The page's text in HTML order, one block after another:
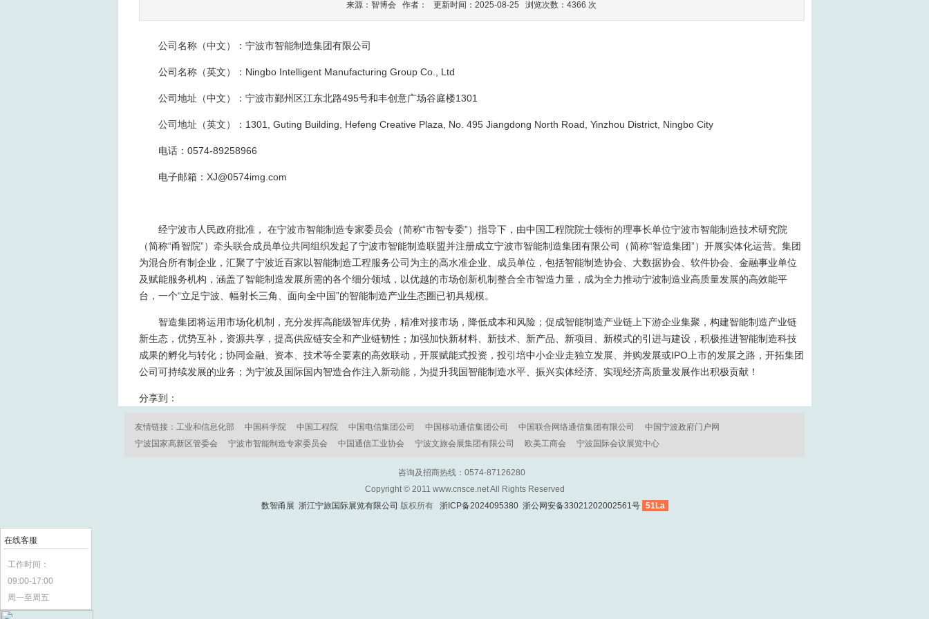
来源：智博会 作者： 更新时间：2025-08-25 浏览次数：4366 次
公司名称（中文）：宁波市智能制造集团有限公司
公司名称（英文）：Ningbo Intelligent Manufacturing Group Co., Ltd
公司地址（中文）：宁波市鄞州区江东北路495号和丰创意广场谷庭楼1301
公司地址（英文）：1301, Guting Building, Hefeng Creative Plaza, No. 495 Jiangdong North Road, Yinzhou District, Ningbo City
电话：0574-89258966
电子邮箱：XJ@0574img.com
经宁波市人民政府批准， 在宁波市智能制造专家委员会（简称“市智专委”）指导下，由中国工程院院士领衔的理事长单位宁波市智能制造技术研究院
（简称“甬智院”）牵头联合成员单位共同组织发起了宁波市智能制造联盟并注册成立宁波市智能制造集团有限公司（简称“智造集团”）开展实体化运营。集团
为混合所有制企业，汇聚了宁波近百家以智能制造工程服务公司为主的高水准企业、成员单位，包括智能制造协会、大数据协会、软件协会、金融事业单位
及赋能服务机构，涵盖了智能制造发展所需的各个细分领域，以优越的市场创新机制整合全市智造力量，成为全力推动宁波制造业高质量发展的高效能平
台，一个“立足宁波、幅射长三角、面向全中国”的智能制造产业生态圈已初具规模。
智造集团将运用市场化机制，充分发挥高能级智库优势，精准对接市场，降低成本和风险；促成智能制造产业链上下游企业集聚，构建智能制造产业链
新生态，优势互补，资源共享，提高供应链安全和产业链韧性；加强加快新材料、新技术、新产品、新项目、新模式的引进与建设，积极推进智能制造科技
成果的孵化与转化；协同金融、资本、技术等全要素的高效联动，开展赋能式投资，投引培中小企业走独立发展、并购发展或IPO上市的发展之路，开拓集团
公司可持续发展的业务；为宁波及国际国内智造合作注入新动能，为提升我国智能制造水平、振兴实体经济、实现经济高质量发展作出积极贡献！
分享到：
友情链接： 工业和信息化部 中国科学院 中国工程院 中国电信集团公司 中国移动通信集团公司 中国联合网络通信集团有限公司
中国宁波政府门户网
宁波国家高新区管委会
宁波市智能制造专家委员会 中国通信工业协会 宁波文旅会展集团有限公司 欧美工商会 宁波国际会议展览中心
咨询及招商热线：0574-87126280
Copyright © 2011 www.cnsce.net All Rights Reserved
数智甬展 浙江宁旅国际展览有限公司 版权所有 浙ICP备2024095380 浙公网安备33021202002561号 51La
在线客服
工作时间：
09:00-17:00
周一至周五